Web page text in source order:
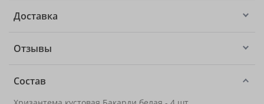
Доставка
Отзывы
Состав